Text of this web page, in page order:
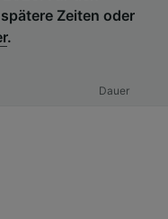
Zeiten oder
.
Dauer